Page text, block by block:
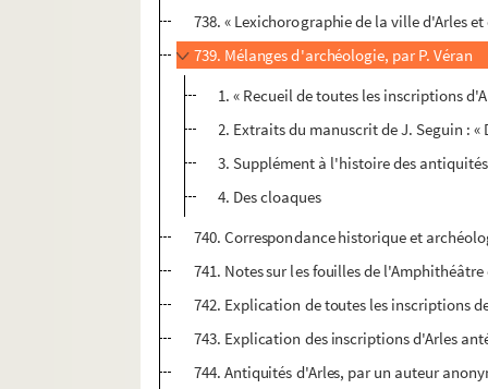
738. « Lexichorographie de la ville d'Arles
739. Mélanges d'archéologie, par P. Véran
1. « Recueil de toutes les inscriptions
2. Extraits du manuscrit de J. Seguin :
3. Supplément à l'histoire des
4. Des cloaques
740. Correspondance historique et
741. Notes sur les fouilles de
742. Explication de toutes les inscriptions
743. Explication des inscriptions d'Arles
744. Antiquités d'Arles, par un auteur